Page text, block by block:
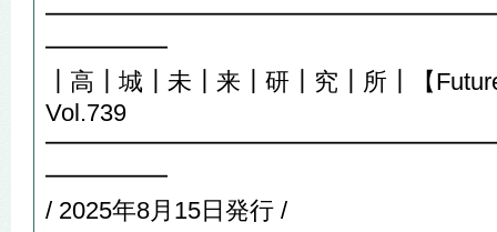
━━━━━
┃高┃城┃未┃来┃研┃究┃所┃【Future
Vol.739
━━━━━
/ 2025年8月15日発行 /